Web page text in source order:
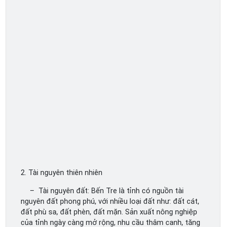
2. Tài nguyên thiên nhiên
– Tài nguyên đất: Bến Tre là tỉnh có nguồn tài
nguyên đất phong phú, với nhiều loại đất như: đất cát,
đất phù sa, đất phèn, đất mặn. Sản xuất nông nghiệp
của tỉnh ngày càng mở rộng, nhu cầu thâm canh, tăng